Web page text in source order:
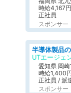
時給4,167円
正社員
スポンサー
UTエージェ
愛知県 岡
時給1,400
正社員 / 派
スポンサー